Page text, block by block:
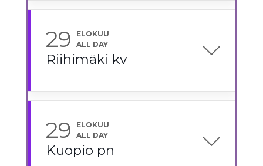
29
ELOKUU
ALL DAY
Riihimäki kv
29
ELOKUU
ALL DAY
Kuopio pn